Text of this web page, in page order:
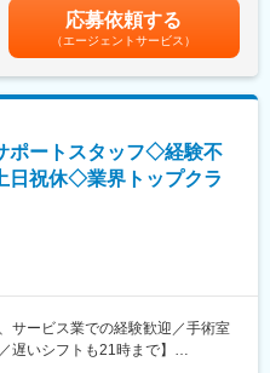
なければ次の患者様に利用するこ
→滅菌→配給」といった一連の業
滅菌器材の提供を行っています。
専念できるように手術室内の清掃
た業務を幅広く行い手術室運営を
となります。現在のお住まいから
します。通勤時間の目安は 1時間
県・千葉県・茨城県・栃木県・群
定手当を含めた表記です。
応募依頼する
（エージェントサービス）
ポートスタッフ◇経験不
祝休◇業界トップクラ
サービス業での経験歓迎／手術室
遅いシフトも21時まで】